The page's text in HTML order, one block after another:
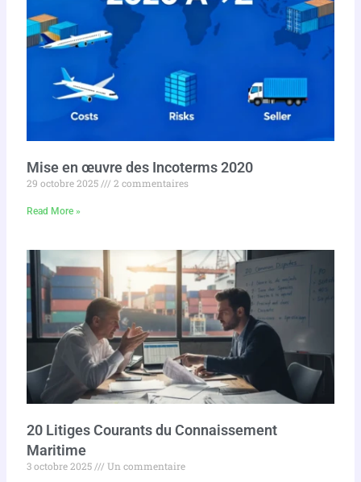
Mise en œuvre des Incoterms 2020
29 octobre 2025 2 commentaires
Read More »
20 Litiges Courants du Connaissement
Maritime
3 octobre 2025 Un commentaire